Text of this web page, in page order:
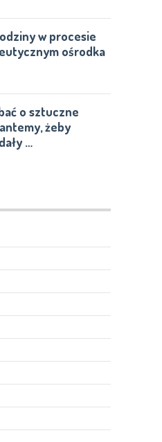
w procesie
ośrodka
o sztuczne
żeby
…